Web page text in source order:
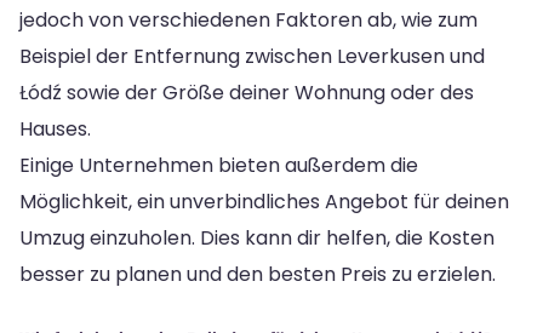
jedoch von verschiedenen Faktoren ab, wie zum
Beispiel der Entfernung zwischen Leverkusen und
Łódź sowie der Größe deiner Wohnung oder des
Hauses.
Einige Unternehmen bieten außerdem die
Möglichkeit, ein unverbindliches Angebot für deinen
Umzug einzuholen. Dies kann dir helfen, die Kosten
besser zu planen und den besten Preis zu erzielen.